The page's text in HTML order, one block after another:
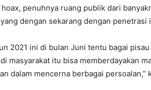
hoax, penuhnya ruang publik dari
dengan sekarang dengan penetrasi
2021 ini di bulan Juni tentu bagai
masyarakat itu bisa memberdayakan
dalam mencerna berbagai persoalan,”